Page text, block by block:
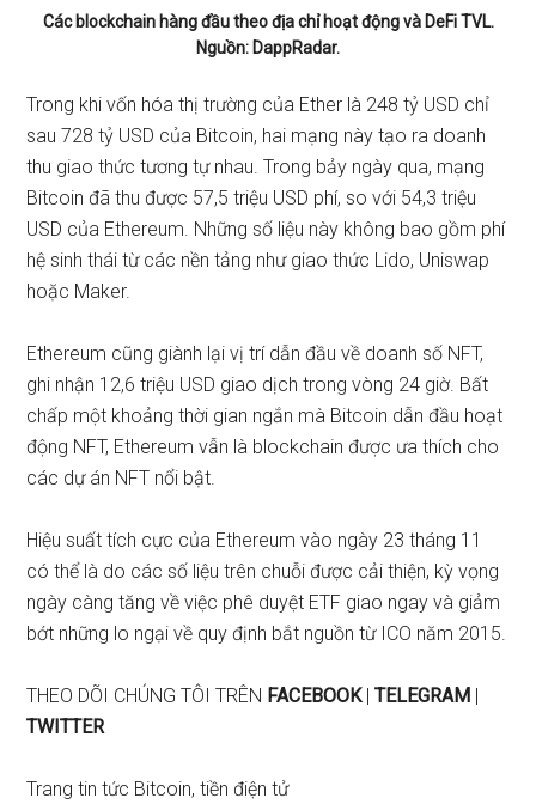
Các blockchain hàng đầu theo địa chỉ hoạt động và DeFi TVL.
Nguồn: DappRadar.
Trong khi vốn hóa thị trường của Ether là 248 tỷ USD chỉ
sau 728 tỷ USD của Bitcoin, hai mạng này tạo ra doanh
thu giao thức tương tự nhau. Trong bảy ngày qua, mạng
Bitcoin đã thu được 57,5 ​​triệu USD phí, so với 54,3 triệu
USD của Ethereum. Những số liệu này không bao gồm phí
hệ sinh thái từ các nền tảng như giao thức Lido, Uniswap
hoặc Maker.
Ethereum cũng giành lại vị trí dẫn đầu về doanh số NFT,
ghi nhận 12,6 triệu USD giao dịch trong vòng 24 giờ. Bất
chấp một khoảng thời gian ngắn mà Bitcoin dẫn đầu hoạt
động NFT, Ethereum vẫn là blockchain được ưa thích cho
các dự án NFT nổi bật.
Hiệu suất tích cực của Ethereum vào ngày 23 tháng 11
có thể là do các số liệu trên chuỗi được cải thiện, kỳ vọng
ngày càng tăng về việc phê duyệt ETF giao ngay và giảm
bớt những lo ngại về quy định bắt nguồn từ ICO năm 2015.
THEO DÕI CHÚNG TÔI TRÊN FACEBOOK|TELEGRAM |
TWITTER
Trang tin tức Bitcoin, tiền điện tử